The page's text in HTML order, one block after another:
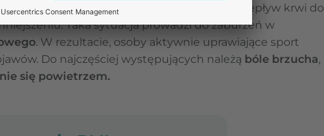
trzewnej. Jest to stan, w którym przepływ krwi do
Taka sytuacja prowadzi do zaburzeń w
. W rezultacie, osoby aktywnie uprawiające sport
Do najczęściej występujących należą bóle brzucha,
się powietrzem.